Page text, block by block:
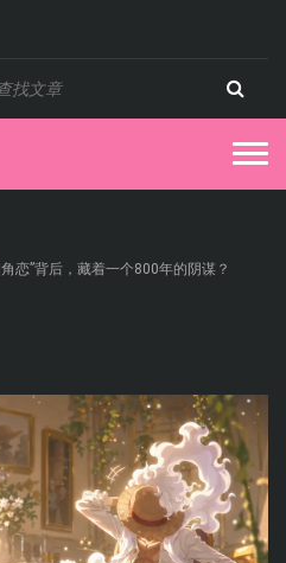
恋”背后，藏着一个800年的阴谋？